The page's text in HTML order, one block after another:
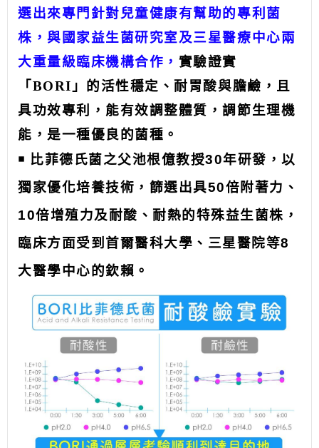
選出來專門針對兒童健康有幫助的專利菌
株，與國家益生菌研究室及三星醫療中心兩
大重量級臨床機構合作， 實驗證實
「BORI 」的活性穩定、耐胃酸與膽鹼，且
具功效專利，能有效調整體質，調節生理機
能，是一種優良的菌種。
￭ 比菲德氏菌之父池根億教授30年研發， 以
獨家優化培養技術，篩選出具50倍附著力、
10倍增殖力及耐酸、耐熱的特殊益生菌株，
臨床方面受到首爾醫科大學、三星醫院等8
大醫學中心的欽賴。